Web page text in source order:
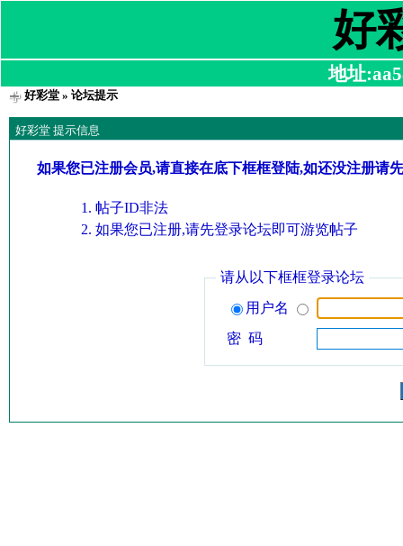
好
地址
好彩堂» 论坛提示
好彩堂 提示信息
如果您已注册会员,请直接在底下框框登陆,如还没注册请
帖子ID非法
如果您已注册,请先登录论坛即可游览帖子
请从以下框框登录论坛
用户名
密 码